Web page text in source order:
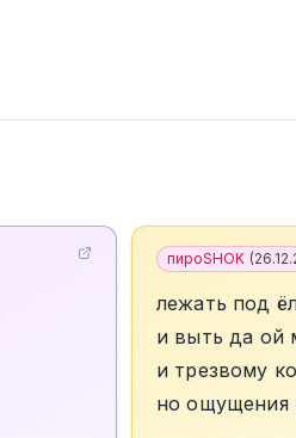
пироSHOK (
лежать под
и выть да ой
и трезвому
но ощущения